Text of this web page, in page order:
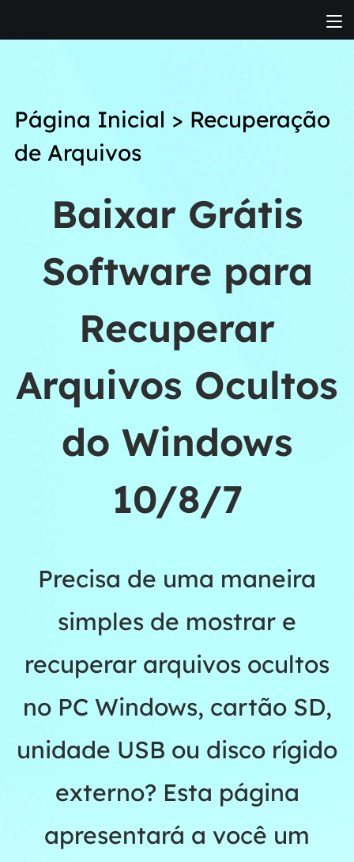
Página Inicial > Recuperação
de Arquivos
Baixar Grátis
Software para
Recuperar
Arquivos Ocultos
do Windows
10/8/7
Precisa de uma maneira
simples de mostrar e
recuperar arquivos ocultos
no PC Windows, cartão SD,
unidade USB ou disco rígido
externo? Esta página
apresentará a você um